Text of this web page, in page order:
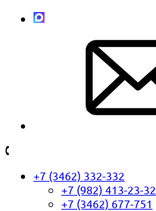
+7 (3462) 332-332
+7 (982) 413-23-32
+7 (3462) 677-751